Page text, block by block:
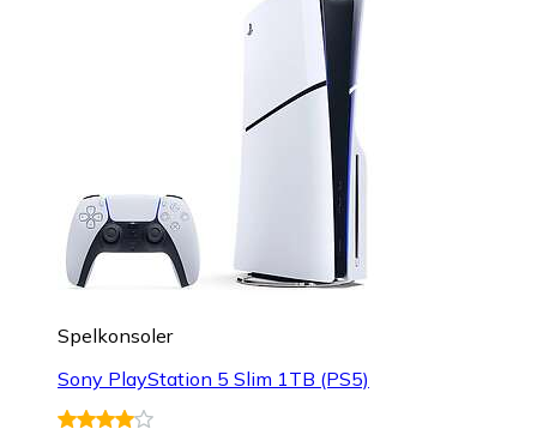
Spelkonsoler
Sony PlayStation 5 Slim 1TB (PS5)